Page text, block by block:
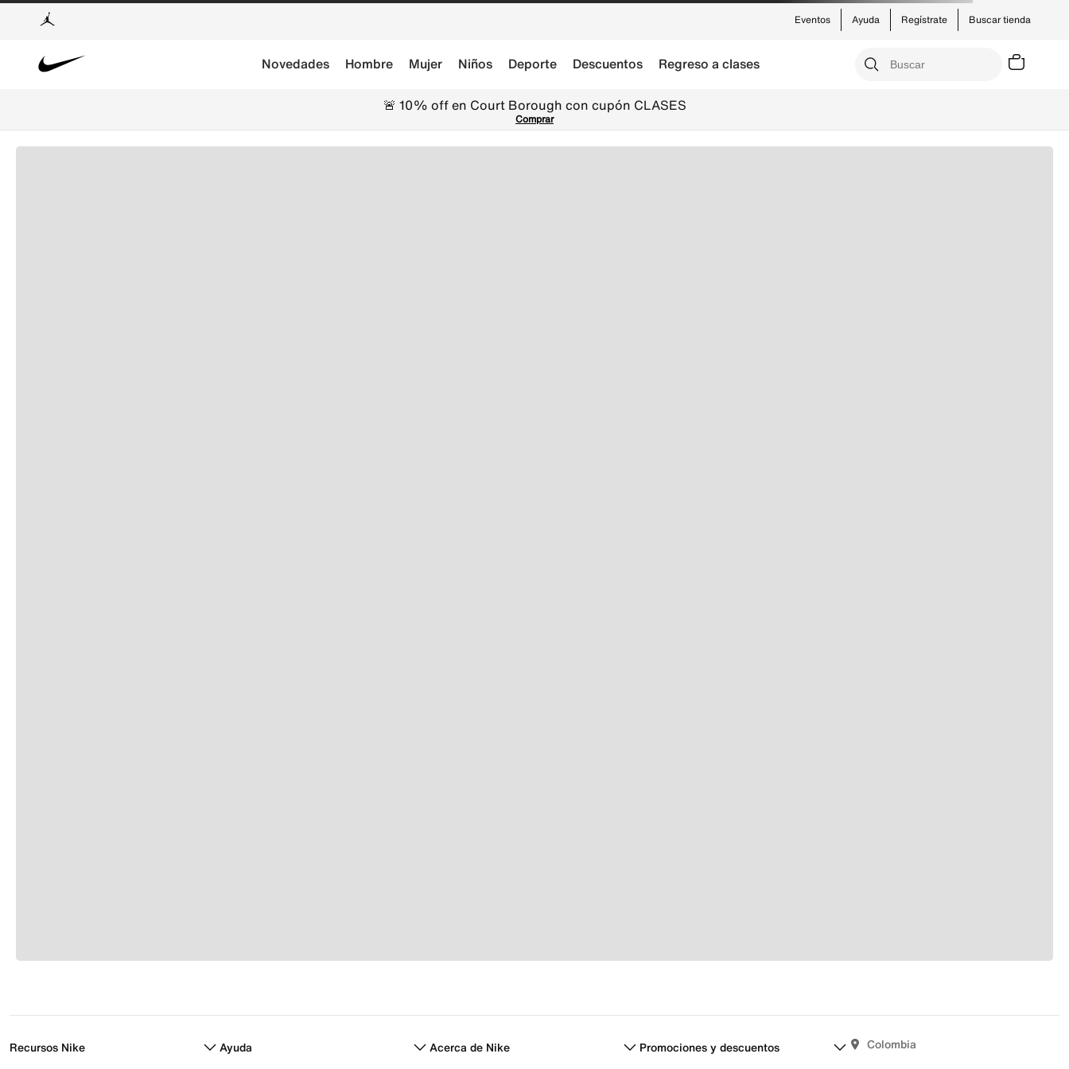
Buscar tienda
Ayuda Regístrate
Eventos
Novedades Hombre Mujer Niños Deporte Descuentos Regreso a clases
🚨 10% off en Court Borough con cupón CLASES
Comprar
Recursos Nike Ayuda Acerca de Nike Promociones y descuentos Colombia